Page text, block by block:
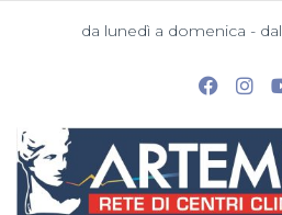
da lunedì a domenica -